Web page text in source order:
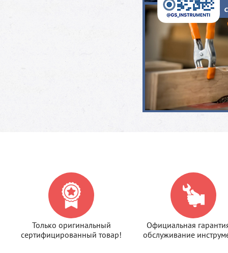
Только оригинальный
сертифицированный товар!
Официальная
обслуживание